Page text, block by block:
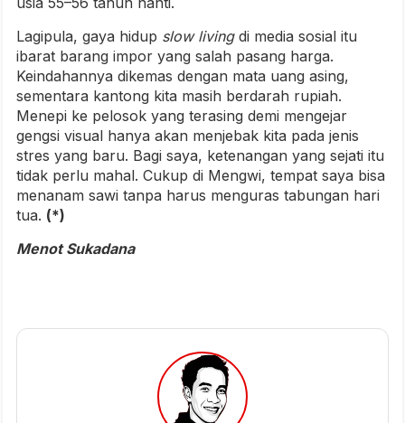
Lagipula, gaya hidup slow livingdi media sosial itu
ibarat barang impor yang salah pasang harga.
Keindahannya dikemas dengan mata uang asing,
sementara kantong kita masih berdarah rupiah.
Menepi ke pelosok yang terasing demi mengejar
gengsi visual hanya akan menjebak kita pada jenis
stres yang baru. Bagi saya, ketenangan yang sejati itu
tidak perlu mahal. Cukup di Mengwi, tempat saya bisa
menanam sawi tanpa harus menguras tabungan hari
tua. (*)
Menot Sukadana